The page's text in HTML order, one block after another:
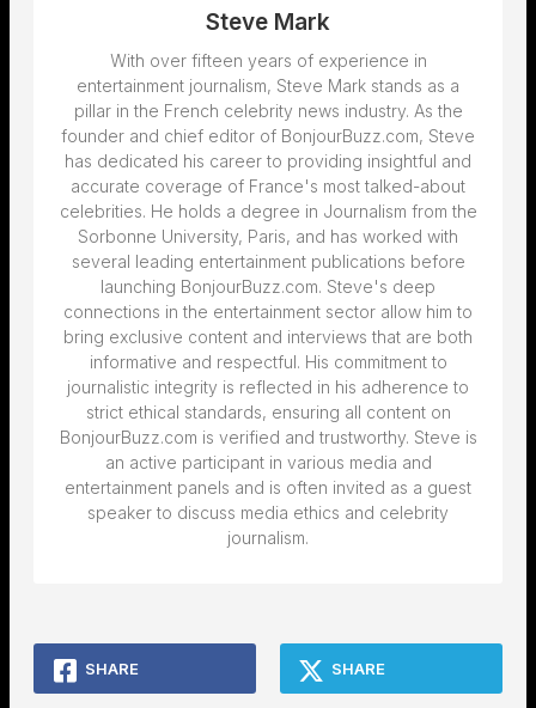
Steve Mark
With over fifteen years of experience in
entertainment journalism, Steve Mark stands as a
pillar in the French celebrity news industry. As the
founder and chief editor of BonjourBuzz.com, Steve
has dedicated his career to providing insightful and
accurate coverage of France's most talked-about
celebrities. He holds a degree in Journalism from the
Sorbonne University, Paris, and has worked with
several leading entertainment publications before
launching BonjourBuzz.com. Steve's deep
connections in the entertainment sector allow him to
bring exclusive content and interviews that are both
informative and respectful. His commitment to
journalistic integrity is reflected in his adherence to
strict ethical standards, ensuring all content on
BonjourBuzz.com is verified and trustworthy. Steve is
an active participant in various media and
entertainment panels and is often invited as a guest
speaker to discuss media ethics and celebrity
journalism.
SHARE SHARE